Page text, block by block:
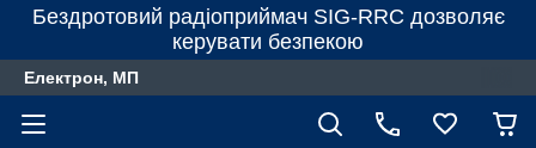
Бездротовий радіоприймач SIG-RRC дозволяє
керувати безпекою
Електрон, МП